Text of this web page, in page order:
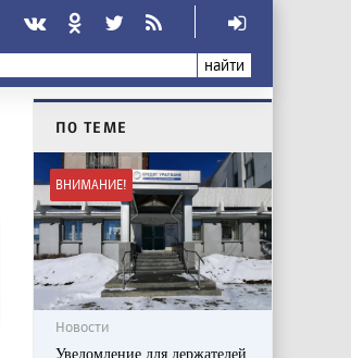
найти
ПО ТЕМЕ
ВНИМАНИЕ!
Новости
Уведомление для держателей